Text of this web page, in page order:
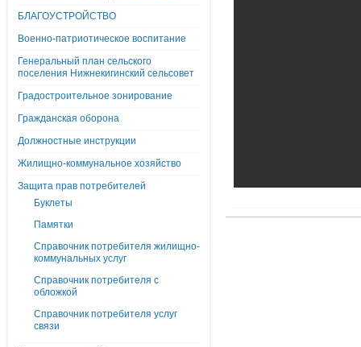
БЛАГОУСТРОЙСТВО
Военно-патриотическое воспитание
Генеральный план сельского
поселения Нижнекигинский сельсовет
Градостроительное зонирование
Гражданская оборона
Должностные инструкции
Жилищно-коммунальное хозяйство
Защита прав потребителей
Буклеты
Памятки
Справочник потребителя жилищно-
коммунальных услуг
Справочник потребителя с
обложкой
Справочник потребителя услуг
связи